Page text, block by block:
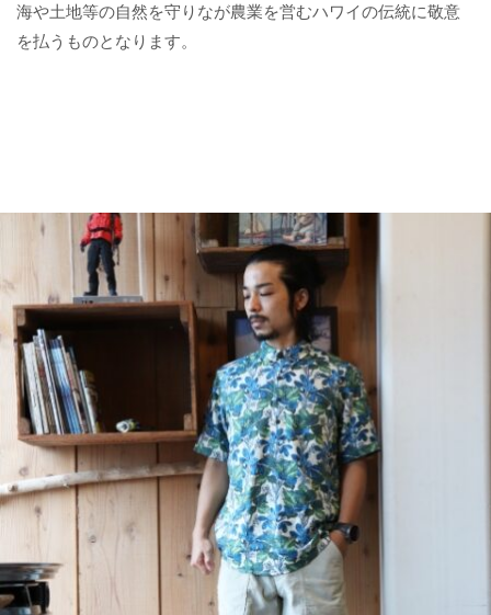
海や土地等の自然を守りなが農業を営むハワイの伝統に敬意
を払うものとなります。